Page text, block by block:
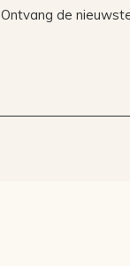
Ontvang de